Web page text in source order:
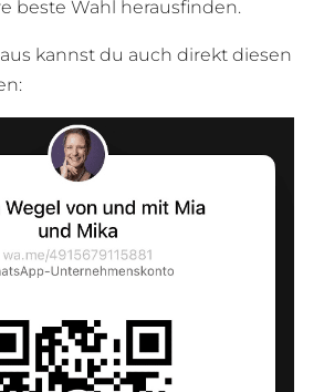
beste Wahl herausfinden.
kannst du auch direkt diesen